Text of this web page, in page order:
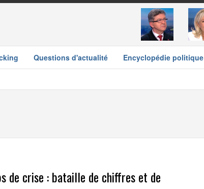
Questions d'actualité Encyclopédie politique
de crise : bataille de chiffres et de